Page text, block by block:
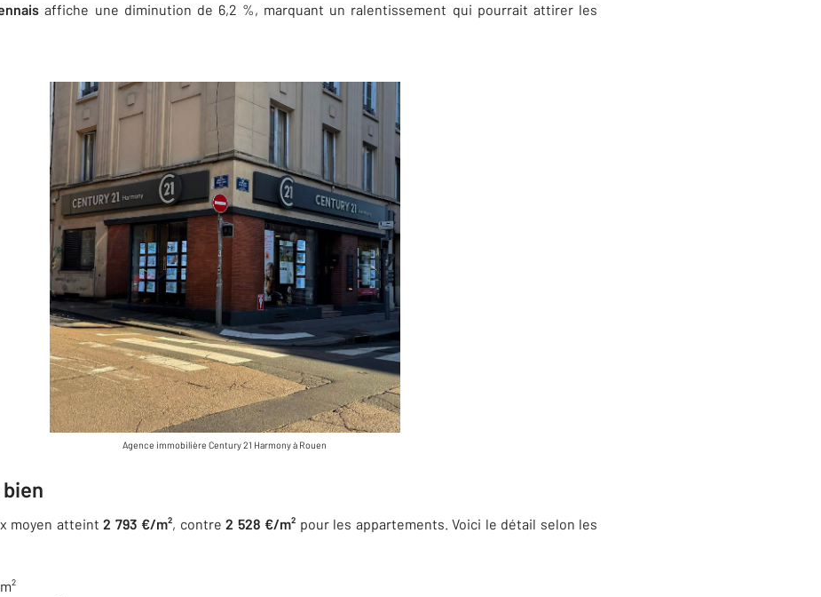
affiche une diminution de 6,2 %, marquant un ralentissement qui pourrait attirer les
Agence immobilière Century 21 Harmony à Rouen
moyen atteint2 793 €/m², contre2 528 €/m² pour les appartements. Voici le détail selon les